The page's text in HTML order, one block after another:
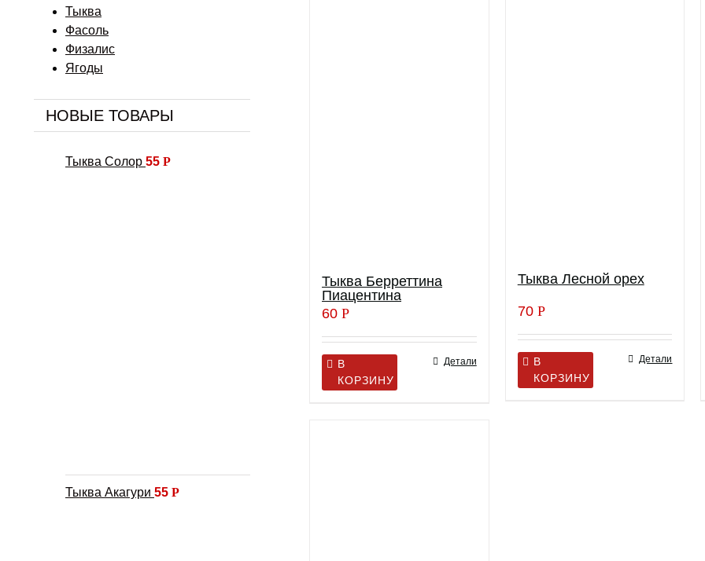
Тыква Берреттина
Пиацентина
60Р
В
КОРЗИНУ
Детали
Тыква Лесной орех
70 Р
В
КОРЗИНУ
Детали
Тыква
Фасоль
Физалис
Ягоды
НОВЫЕ ТОВАРЫ
Тыква Солор 55 Р
Тыква Акагури 55 Р